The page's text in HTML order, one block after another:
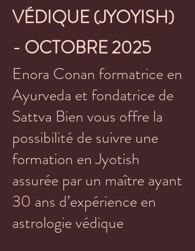
VÉDIQUE (JYOYISH)
- OCTOBRE 2025
Enora Conan formatrice en
Ayurveda et fondatrice de
Sattva Bien vous offre la
possibilité de suivre une
formation en Jyotish
assurée par un maître ayant
30 ans d’expérience en
astrologie védique